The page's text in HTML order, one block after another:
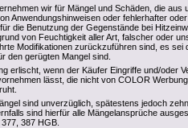
wir für Mängel und Schäden, die aus
Anwendungshinweisen oder fehlerhafter
die Benutzung der Gegenstände bei
von Feuchtigkeit aller Art, falscher oder
Modifikationen zurückzuführen sind, es
den gerügten Mangel sind.
erlischt, wenn der Käufer Eingriffe und/oder
lässt, die nicht von COLOR
sind unverzüglich, spätestens jedoch
sind hierfür alle Mängelansprüche
387 HGB.